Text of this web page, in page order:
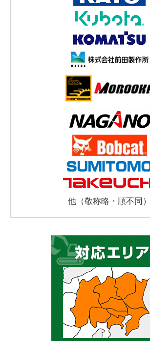
他（敬称略・順不同）